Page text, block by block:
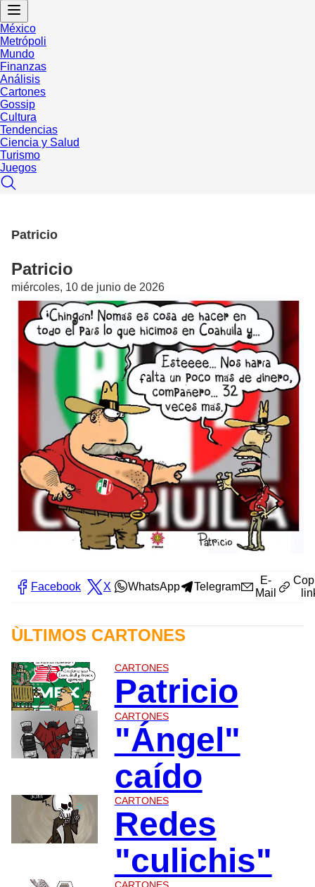
México
Metrópoli
Mundo
Finanzas
Análisis
Cartones
Gossip
Cultura
Tendencias
Ciencia y Salud
Turismo
Juegos
Patricio
Patricio
miércoles, 10 de junio de 2026
Facebook X WhatsApp Telegram
E-
Mail
ÙLTIMOS CARTONES
CARTONES
Patricio
CARTONES
"Ángel"
caído
CARTONES
Redes
"culichis"
CARTONES